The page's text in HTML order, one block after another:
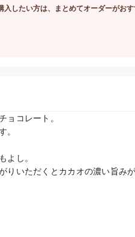
したい方は、まとめてオーダーがおす
ョコレート。
。
よし。
りいただくとカカオの濃い旨み